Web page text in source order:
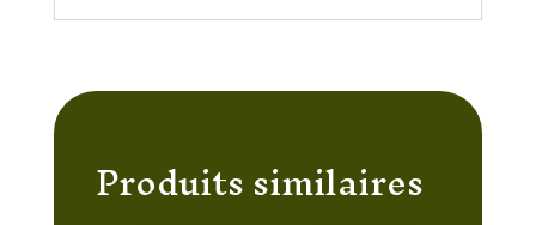
Produits similaires